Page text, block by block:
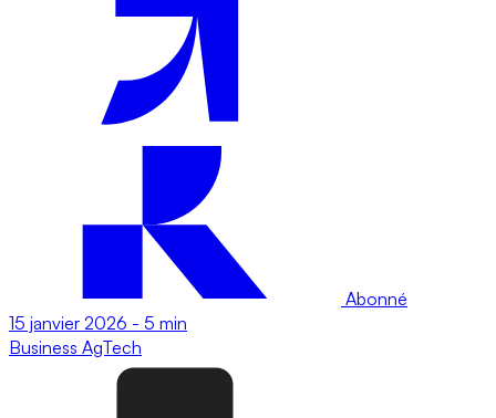
Abonné
15 janvier 2026 - 5 min
Business AgTech